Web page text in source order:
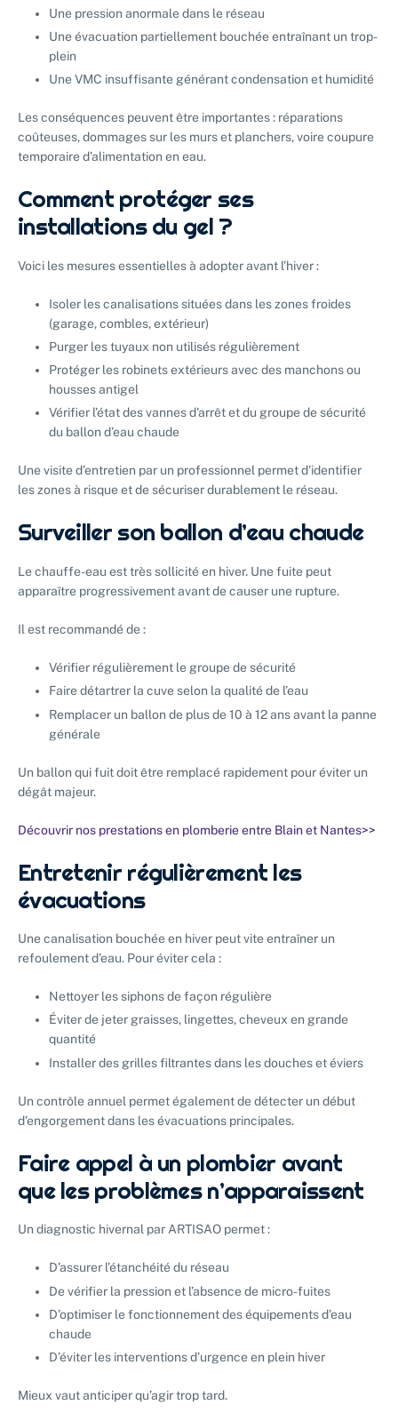
Une pression anormale dans le réseau
Une évacuation partiellement bouchée entraînant un trop-
plein
Une VMC insuffisante générant condensation et humidité
Les conséquences peuvent être importantes : réparations
coûteuses, dommages sur les murs et planchers, voire coupure
temporaire d’alimentation en eau.
Comment protéger ses
installations du gel ?
Voici les mesures essentielles à adopter avant l’hiver :
Isoler les canalisations situées dans les zones froides
(garage, combles, extérieur)
Purger les tuyaux non utilisés régulièrement
Protéger les robinets extérieurs avec des manchons ou
housses antigel
Vérifier l’état des vannes d’arrêt et du groupe de sécurité
du ballon d’eau chaude
Une visite d’entretien par un professionnel permet d’identifier
les zones à risque et de sécuriser durablement le réseau.
Surveiller son ballon d’eau chaude
Le chauffe-eau est très sollicité en hiver. Une fuite peut
apparaître progressivement avant de causer une rupture.
Il est recommandé de :
Vérifier régulièrement le groupe de sécurité
Faire détartrer la cuve selon la qualité de l’eau
Remplacer un ballon de plus de 10 à 12 ans avant la panne
générale
Un ballon qui fuit doit être remplacé rapidement pour éviter un
dégât majeur.
Découvrir nos prestations en plomberie entre Blain et Nantes>>
Entretenir régulièrement les
évacuations
Une canalisation bouchée en hiver peut vite entraîner un
refoulement d’eau. Pour éviter cela :
Nettoyer les siphons de façon régulière
Éviter de jeter graisses, lingettes, cheveux en grande
quantité
Installer des grilles filtrantes dans les douches et éviers
Un contrôle annuel permet également de détecter un début
d’engorgement dans les évacuations principales.
Faire appel à un plombier avant
que les problèmes n’apparaissent
Un diagnostic hivernal par ARTISAO permet :
D’assurer l’étanchéité du réseau
De vérifier la pression et l’absence de micro-fuites
D’optimiser le fonctionnement des équipements d’eau
chaude
D’éviter les interventions d’urgence en plein hiver
Mieux vaut anticiper qu’agir trop tard.